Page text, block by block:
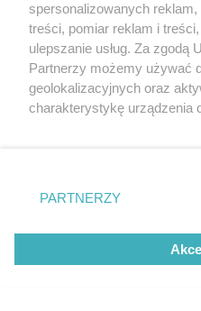
Bydgoszcz
Polonię
spersonalizowanych
treści, pomiar reklam i
ulepszanie usług. Za zgodą
Partnerzy możemy używać
geolokalizacyjnych oraz
charakterystykę urządzenia
zmienić/wycofać klikając
znajdujący się w lewym
rodzaje przetwarzania
użytkownika, ale masz
przetwarzaniu. Preferencje
PARTNERZY